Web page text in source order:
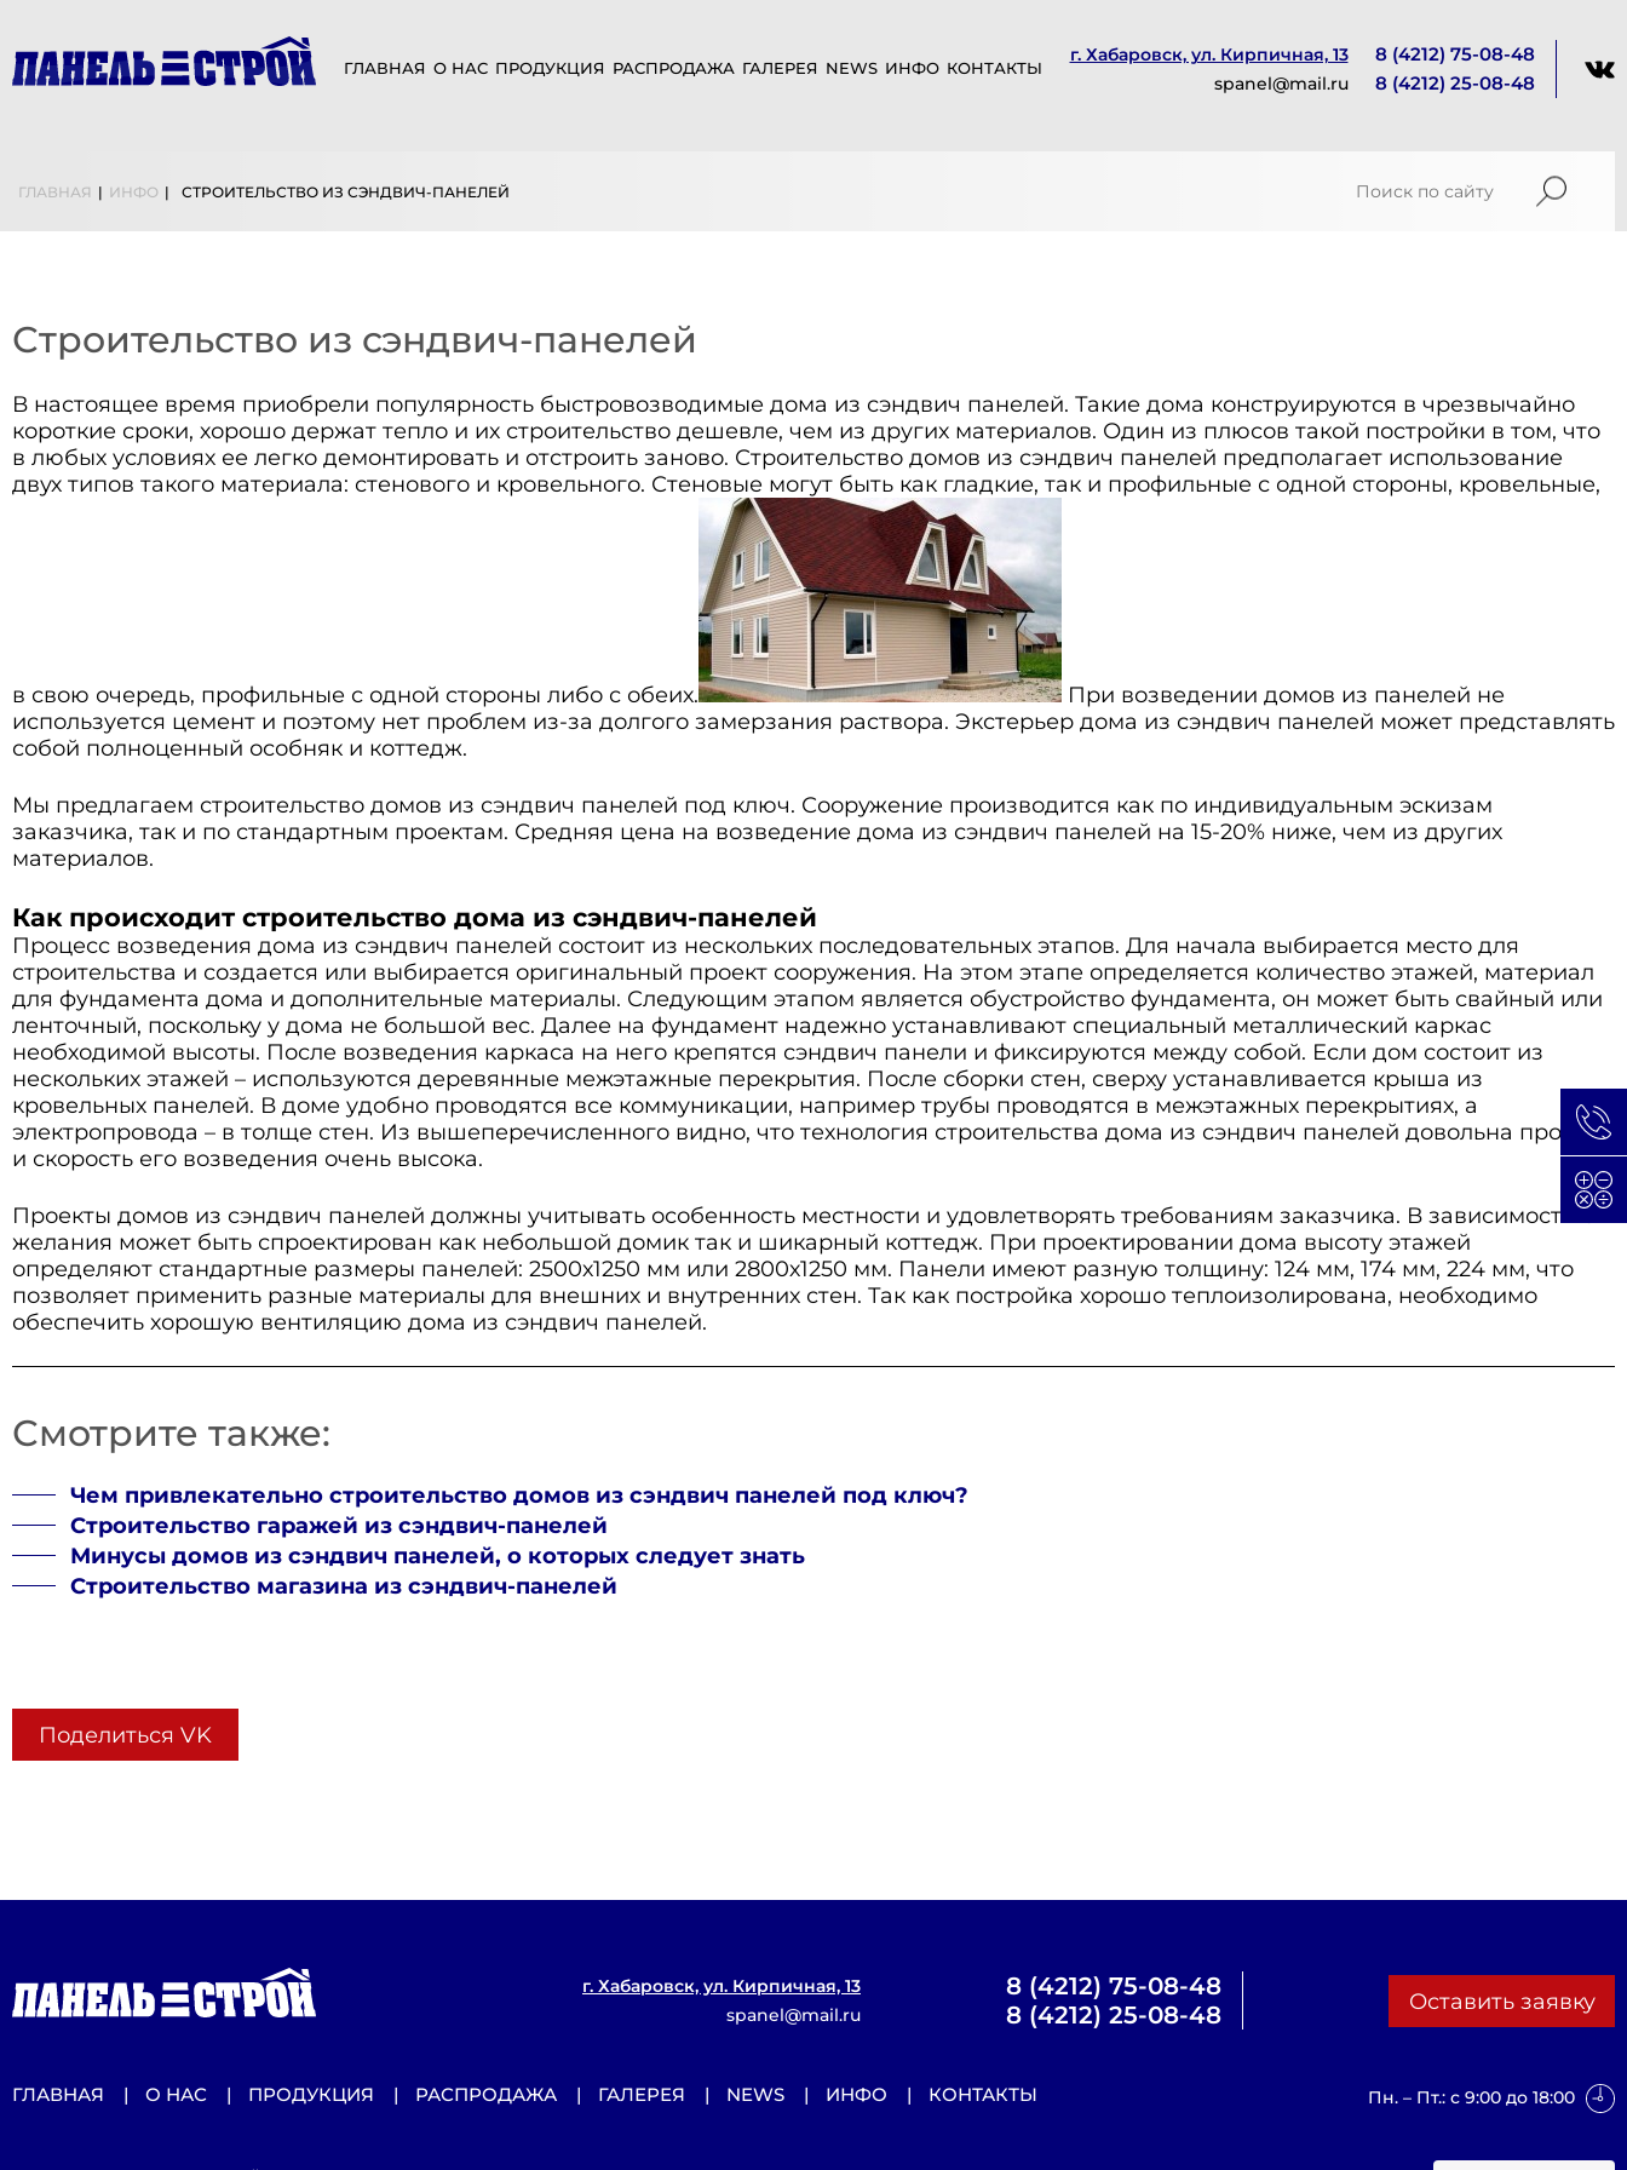
ГЛАВНАЯ О НАС ПРОДУКЦИЯ РАСПРОДАЖА ГАЛЕРЕЯ NEWS ИНФО КОНТАКТЫ
г. Хабаровск, ул. Кирпичная, 13
spanel@mail.ru
8 (4212) 75-08-48
8 (4212) 25-08-48
ГЛАВНАЯ | ИНФО | СТРОИТЕЛЬСТВО ИЗ СЭНДВИЧ-ПАНЕЛЕЙ
Строительство из сэндвич-панелей
В настоящее время приобрели популярность быстровозводимые дома из сэндвич панелей. Такие дома конструируются в чрезвычайно
короткие сроки, хорошо держат тепло и их строительство дешевле, чем из других материалов. Один из плюсов такой постройки в том, что
в любых условиях ее легко демонтировать и отстроить заново. Строительство домов из сэндвич панелей предполагает использование
двух типов такого материала: стенового и кровельного. Стеновые могут быть как гладкие, так и профильные с одной стороны, кровельные,
в свою очередь, профильные с одной стороны либо с обеих.
При возведении домов из панелей не
используется цемент и поэтому нет проблем из-за долгого замерзания раствора. Экстерьер дома из сэндвич панелей может представлять
собой полноценный особняк и коттедж.
Мы предлагаем строительство домов из сэндвич панелей под ключ. Сооружение производится как по индивидуальным эскизам
заказчика, так и по стандартным проектам. Средняя цена на возведение дома из сэндвич панелей на 15-20% ниже, чем из других
материалов.
Как происходит строительство дома из сэндвич-панелей
Процесс возведения дома из сэндвич панелей состоит из нескольких последовательных этапов. Для начала выбирается место для
строительства и создается или выбирается оригинальный проект сооружения. На этом этапе определяется количество этажей, материал
для фундамента дома и дополнительные материалы. Следующим этапом является обустройство фундамента, он может быть свайный или
ленточный, поскольку у дома не большой вес. Далее на фундамент надежно устанавливают специальный металлический каркас
необходимой высоты. После возведения каркаса на него крепятся сэндвич панели и фиксируются между собой. Если дом состоит из
нескольких этажей – используются деревянные межэтажные перекрытия. После сборки стен, сверху устанавливается крыша из
кровельных панелей. В доме удобно проводятся все коммуникации, например трубы проводятся в межэтажных перекрытиях, а
электропровода – в толще стен. Из вышеперечисленного видно, что технология строительства дома из сэндвич панелей довольна проста
и скорость его возведения очень высока.
Проекты домов из сэндвич панелей должны учитывать особенность местности и удовлетворять требованиям заказчика. В зависимости от
желания может быть спроектирован как небольшой домик так и шикарный коттедж. При проектировании дома высоту этажей
определяют стандартные размеры панелей: 2500х1250 мм или 2800х1250 мм. Панели имеют разную толщину: 124 мм, 174 мм, 224 мм, что
позволяет применить разные материалы для внешних и внутренних стен. Так как постройка хорошо теплоизолирована, необходимо
обеспечить хорошую вентиляцию дома из сэндвич панелей.
Смотрите также:
Чем привлекательно строительство домов из сэндвич панелей под ключ?
Строительство гаражей из сэндвич-панелей
Минусы домов из сэндвич панелей, о которых следует знать
Строительство магазина из сэндвич-панелей
Поделиться VK
г. Хабаровск, ул. Кирпичная, 13
spanel@mail.ru
8 (4212) 75-08-48
8 (4212) 25-08-48
Оставить заявку
ГЛАВНАЯ О НАС ПРОДУКЦИЯ РАСПРОДАЖА ГАЛЕРЕЯ NEWS ИНФО КОНТАКТЫ Пн. – Пт.: с 9:00 до 18:00